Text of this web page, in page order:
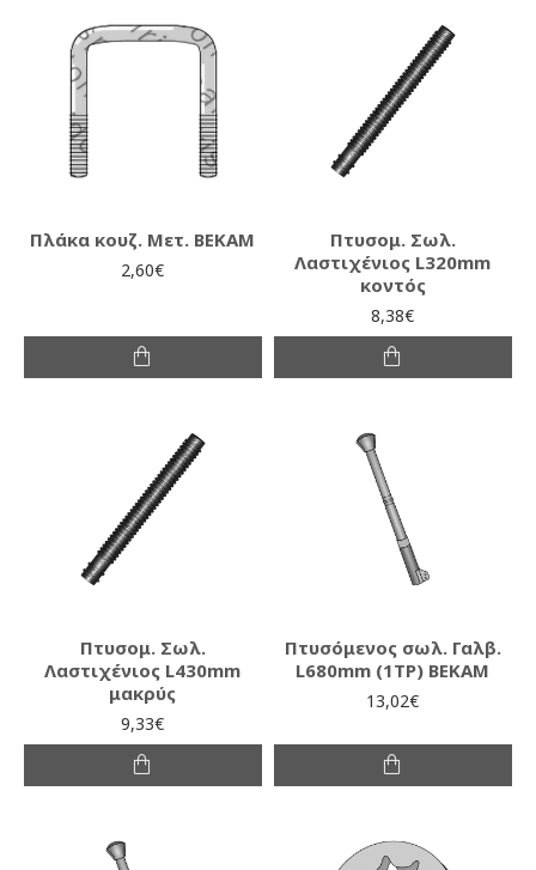
Πλάκα κουζ. Μετ. ΒΕΚΑΜ
2,60€
Πτυσομ. Σωλ.
Λαστιχένιος L320mm
κοντός
8,38€
Πτυσομ. Σωλ.
Λαστιχένιος L430mm
μακρύς
9,33€
Πτυσόμενος σωλ. Γαλβ.
L680mm (1ΤΡ) ΒΕΚΑΜ
13,02€